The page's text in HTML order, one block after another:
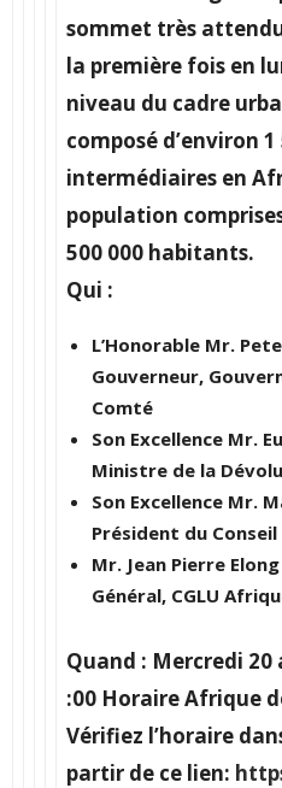
sommet très
la première fois en
niveau du cadre
composé d’environ
intermédiaires en
population
500 000 habitants.
Qui :
L’Honorable Mr.
Gouverneur,
Comté
Son Excellence Mr.
Ministre de la
Son Excellence Mr.
Président du
Mr. Jean Pierre
Général, CGLU
Quand : Mercredi 20
:00 Horaire Afrique
Vérifiez l’horaire
partir de ce lien: